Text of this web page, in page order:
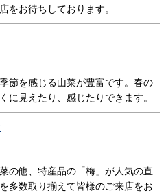
をお待ちしております。
節を感じる山菜が豊富です。春の
に見えたり、感じたりできます。
の他、特産品の「梅」が人気の直
多数取り揃えて皆様のご来店をお